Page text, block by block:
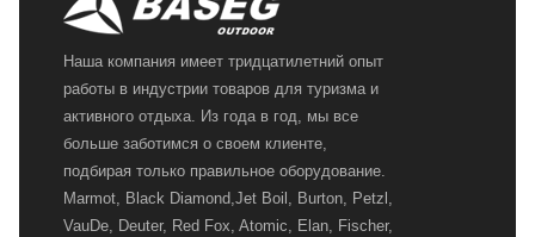
Наша компания имеет тридцатилетний опыт
работы в индустрии товаров для туризма и
активного отдыха. Из года в год, мы все
больше заботимся о своем клиенте,
подбирая только правильное оборудование.
Marmot, Black Diamond,Jet Boil, Burton, Petzl,
VauDe, Deuter, Red Fox, Atomic, Elan, Fischer,